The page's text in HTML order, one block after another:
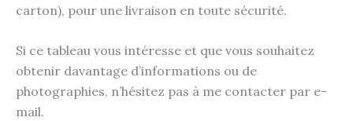
carton), pour une livraison en toute sécurité.
Si ce tableau vous intéresse et que vous souhaitez
obtenir davantage d’informations ou de
photographies, n’hésitez pas à me contacter par e-
mail.